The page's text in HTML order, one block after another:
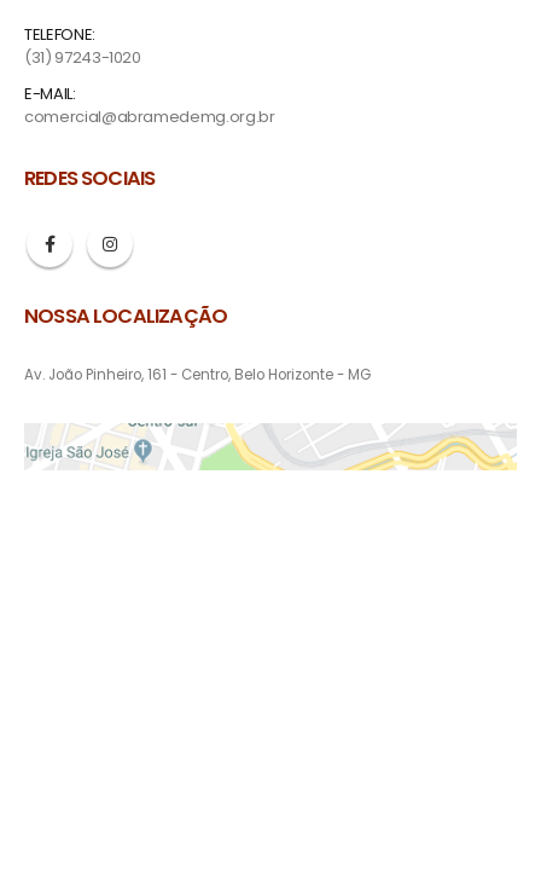
TELEFONE:
(31) 97243-1020
E-MAIL:
comercial@abramedemg.org.br
REDES SOCIAIS
NOSSA LOCALIZAÇÃO
Av. João Pinheiro, 161 - Centro, Belo Horizonte - MG